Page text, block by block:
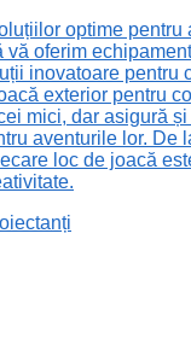
optime
vă oferim
inovatoare pentru
exterior pentru
mici, dar asigură
aventurile lor. De
loc de joacă